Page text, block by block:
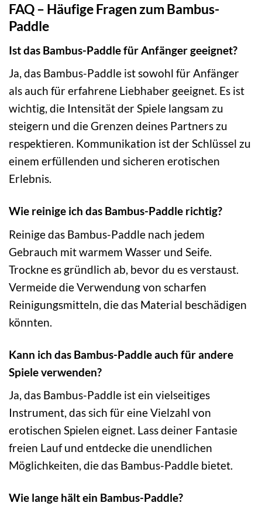
FAQ – Häufige Fragen zum Bambus-
Paddle
Ist das Bambus-Paddle für Anfänger geeignet?
Ja, das Bambus-Paddle ist sowohl für Anfänger
als auch für erfahrene Liebhaber geeignet. Es ist
wichtig, die Intensität der Spiele langsam zu
steigern und die Grenzen deines Partners zu
respektieren. Kommunikation ist der Schlüssel zu
einem erfüllenden und sicheren erotischen
Erlebnis.
Wie reinige ich das Bambus-Paddle richtig?
Reinige das Bambus-Paddle nach jedem
Gebrauch mit warmem Wasser und Seife.
Trockne es gründlich ab, bevor du es verstaust.
Vermeide die Verwendung von scharfen
Reinigungsmitteln, die das Material beschädigen
könnten.
Kann ich das Bambus-Paddle auch für andere
Spiele verwenden?
Ja, das Bambus-Paddle ist ein vielseitiges
Instrument, das sich für eine Vielzahl von
erotischen Spielen eignet. Lass deiner Fantasie
freien Lauf und entdecke die unendlichen
Möglichkeiten, die das Bambus-Paddle bietet.
Wie lange hält ein Bambus-Paddle?